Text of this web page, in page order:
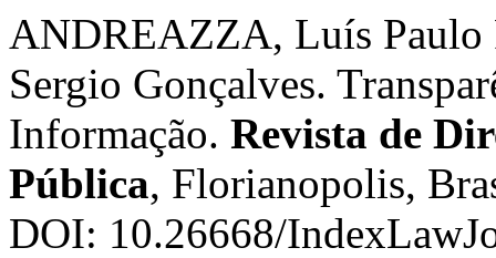
ANDREAZZA, Luís Paulo
Sergio Gonçalves.
Informação. Revista de
Pública, Florianopolis,
DOI: 10.26668/